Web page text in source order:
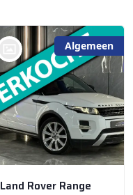
Algemeen
Land Rover Range